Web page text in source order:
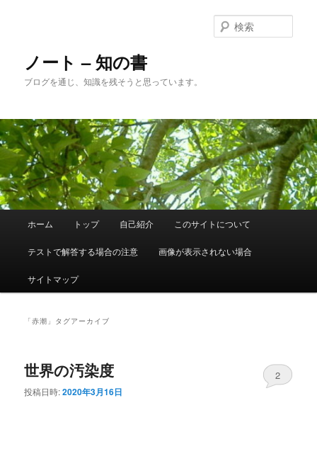
へ
移
移
動
ノート – 知の書
ブログを通じ、知識を残そうと思っています。
索
ュ
ホーム トップ 自己紹介 このサイトについて
テストで解答する場合の注意 画像が表示されない場合
サイトマップ
「赤潮 」タグアーカイブ
世界の汚染度
投稿日時:2020年3月16日
2